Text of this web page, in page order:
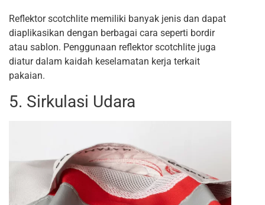
Reflektor scotchlite memiliki banyak jenis dan dapat
diaplikasikan dengan berbagai cara seperti bordir
atau sablon. Penggunaan reflektor scotchlite juga
diatur dalam kaidah keselamatan kerja terkait
pakaian.
5. Sirkulasi Udara